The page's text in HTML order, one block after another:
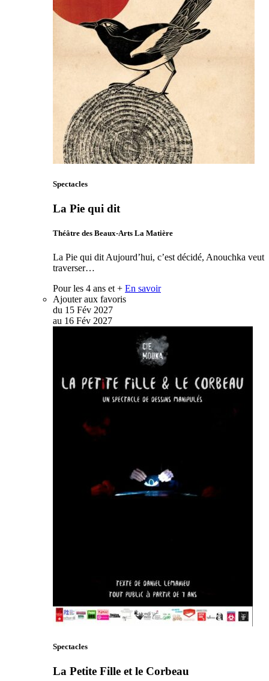
Spectacles
La Pie qui dit
Théâtre des Beaux-Arts La Matière
La Pie qui dit Aujourd’hui, c’est décidé, Anouchka veut
traverser…
Pour les 4 ans et + En savoir
Ajouter aux favoris
du 15 Fév 2027
au 16 Fév 2027
Spectacles
La Petite Fille et le Corbeau